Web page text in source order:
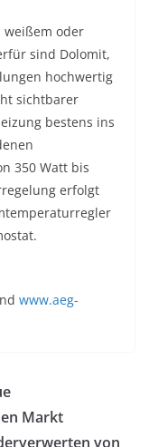
weißem oder
sind Dolomit,
hochwertig
sichtbarer
bestens ins
350 Watt bis
erfolgt
www.aeg-
Markt
von